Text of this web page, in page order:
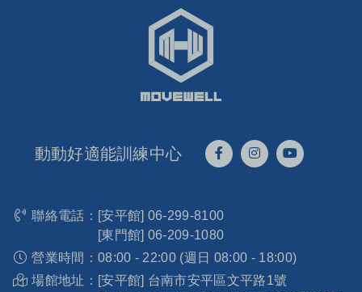
動動好適能訓練中心
聯絡電話： [安平館] 06-299-8100
[東門館] 06-209-1080
營業時間： 08:00 - 22:00 (週日 08:00 - 18:00)
場館地址： [安平館] 台南市安平區文平路1號